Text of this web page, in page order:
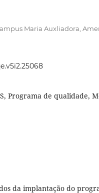
Maria Auxliadora,
Programa de qualidade,
da implantação do